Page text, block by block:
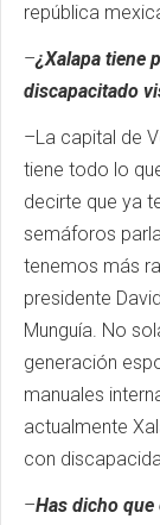
república
–¿Xalapa tiene
discapacitado
–La capital de
tiene todo lo
decirte que ya
semáforos
tenemos más
presidente
Munguía. No
generación
manuales
actualmente
con
–Has dicho